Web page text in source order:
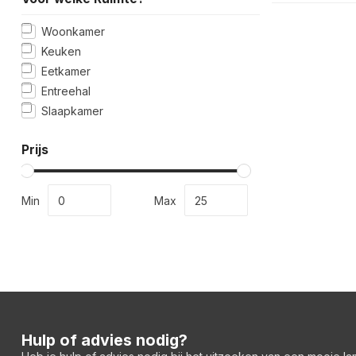
Woonkamer
Keuken
Eetkamer
Entreehal
Slaapkamer
Prijs
Min Max
Hulp of advies nodig?